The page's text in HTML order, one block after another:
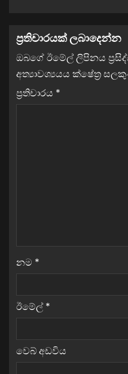
ප්‍රතිචාරයක් ලබාදෙන්න
ඔබගේ ඊමේල් ලිපිනය
අත්‍යාවශ්‍යයය ක්ෂේත්‍ර
ප්‍රතිචාරය *
නම *
ඊමේල් *
වෙබ් අඩවිය